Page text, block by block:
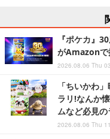
『ポケカ』
がAmazonで
2026.08.06 Thu
「ちいかわ
ラリ!なんか
ムなど必見
2026.08.06 Thu